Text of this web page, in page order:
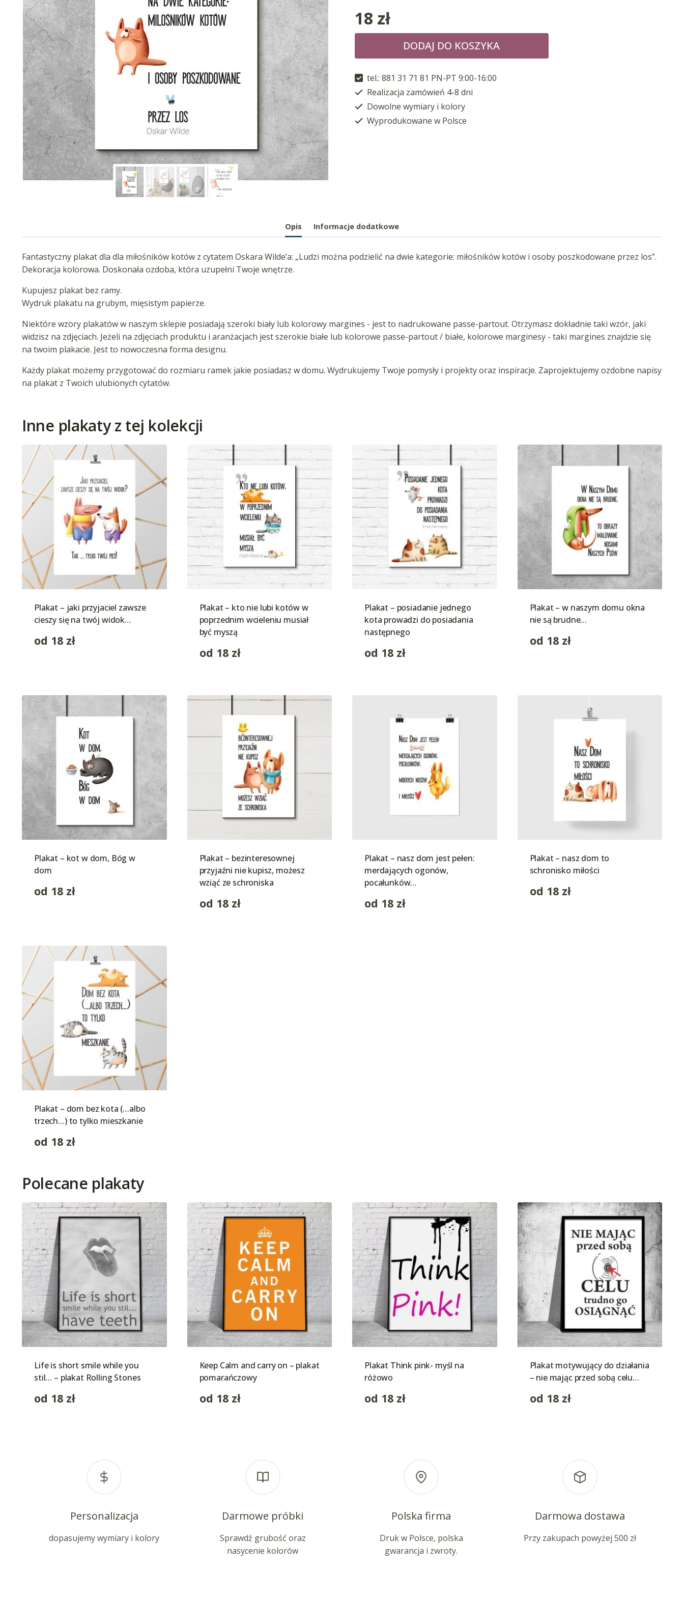
18 zł
DODAJ DO KOSZYKA
tel.: 881 31 71 81 PN-PT 9:00-16:00
Realizacja zamówień 4-8 dni
Dowolne wymiary i kolory
Wyprodukowane w Polsce
Opis Informacje dodatkowe
Fantastyczny plakat dla dla miłośników kotów z cytatem Oskara Wilde’a: „Ludzi można podzielić na dwie kategorie: miłośników kotów i osoby poszkodowane przez los”.
Dekoracja kolorowa. Doskonała ozdoba, która uzupełni Twoje wnętrze.
Kupujesz plakat bez ramy.
Wydruk plakatu na grubym, mięsistym papierze.
Niektóre wzory plakatów w naszym sklepie posiadają szeroki biały lub kolorowy margines - jest to nadrukowane passe-partout. Otrzymasz dokładnie taki wzór, jaki
widzisz na zdjęciach. Jeżeli na zdjęciach produktu i aranżacjach jest szerokie białe lub kolorowe passe-partout / białe, kolorowe marginesy - taki margines znajdzie się
na twoim plakacie. Jest to nowoczesna forma designu.
Każdy plakat możemy przygotować do rozmiaru ramek jakie posiadasz w domu. Wydrukujemy Twoje pomysły i projekty oraz inspiracje. Zaprojektujemy ozdobne napisy
na plakat z Twoich ulubionych cytatów.
Inne plakaty z tej kolekcji
Plakat – jaki przyjaciel zawsze
cieszy się na twój widok…
od 18 zł
Plakat – kto nie lubi kotów w
poprzednim wcieleniu musiał
być myszą
od 18 zł
Plakat – posiadanie jednego
kota prowadzi do posiadania
następnego
od 18 zł
Plakat – w naszym domu okna
nie są brudne…
od 18 zł
Plakat – kot w dom, Bóg w
dom
od 18 zł
Plakat – bezinteresownej
przyjaźni nie kupisz, możesz
wziąć ze schroniska
od 18 zł
Plakat – nasz dom jest pełen:
merdających ogonów,
pocałunków…
od 18 zł
Plakat – nasz dom to
schronisko miłości
od 18 zł
Plakat – dom bez kota (…albo
trzech…) to tylko mieszkanie
od 18 zł
Polecane plakaty
Life is short smile while you
stil… – plakat Rolling Stones
od 18 zł
Keep Calm and carry on – plakat
pomarańczowy
od 18 zł
Plakat Think pink- myśl na
różowo
od 18 zł
Plakat motywujący do działania
– nie mając przed sobą celu…
od 18 zł
Personalizacja
dopasujemy wymiary i kolory
Darmowe próbki
Sprawdź grubość oraz
nasycenie kolorów
Polska firma
Druk w Polsce, polska
gwarancja i zwroty.
Darmowa dostawa
Przy zakupach powyżej 500 zł